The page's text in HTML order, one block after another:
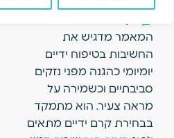
המאמר מדגיש את
החשיבות בטיפוח ידיים
יומיומי כהגנה מפני נזקים
סביבתיים וכשמירה על
מראה צעיר. הוא מתמקד
בבחירת קרם ידיים מתאים